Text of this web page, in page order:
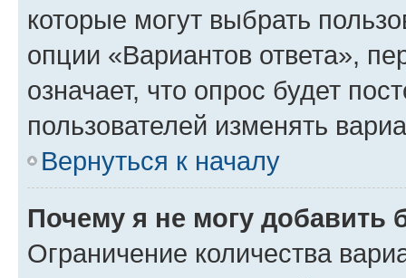
которые могут выбрать
опции «Вариантов ответа»,
означает, что опрос будет
пользователей изменять
Вернуться к началу
Почему я не могу добавить
Ограничение количества